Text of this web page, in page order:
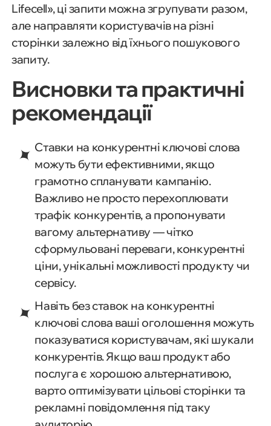
Lifecell», ці запити можна згрупувати разом,
але направляти користувачів на різні
сторінки залежно від їхнього пошукового
запиту.
Висновки та практичні
рекомендації
Ставки на конкурентні ключові слова
можуть бути ефективними, якщо
грамотно спланувати кампанію.
Важливо не просто перехоплювати
трафік конкурентів, а пропонувати
вагому альтернативу — чітко
сформульовані переваги, конкурентні
ціни, унікальні можливості продукту чи
сервісу.
Навіть без ставок на конкурентні
ключові слова ваші оголошення можуть
показуватися користувачам, які шукали
конкурентів. Якщо ваш продукт або
послуга є хорошою альтернативою,
варто оптимізувати цільові сторінки та
рекламні повідомлення під таку